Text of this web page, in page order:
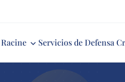
Servicios de Defensa